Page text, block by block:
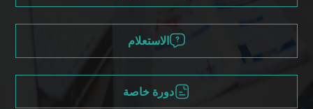
الاستعلام
دورة خاصة